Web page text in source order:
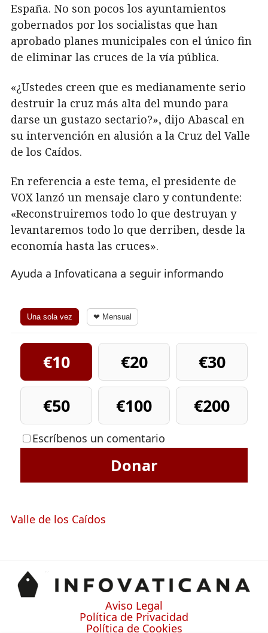
España. No son pocos los ayuntamientos
gobernados por los socialistas que han
aprobado planes municipales con el único fin
de eliminar las cruces de la vía pública.
«¿Ustedes creen que es medianamente serio
destruir la cruz más alta del mundo para
darse un gustazo sectario?», dijo Abascal en
su intervención en alusión a la Cruz del Valle
de los Caídos.
En referencia a este tema, el presidente de
VOX lanzó un mensaje claro y contundente:
«Reconstruiremos todo lo que destruyan y
levantaremos todo lo que derriben, desde la
economía hasta las cruces».
Ayuda a Infovaticana a seguir informando
Una sola vez ❤ Mensual
€10 €20
€30
€50
€100 €200
Escríbenos un comentario
Donar
Valle de los Caídos
Aviso Legal
Política de Privacidad
Política de Cookies